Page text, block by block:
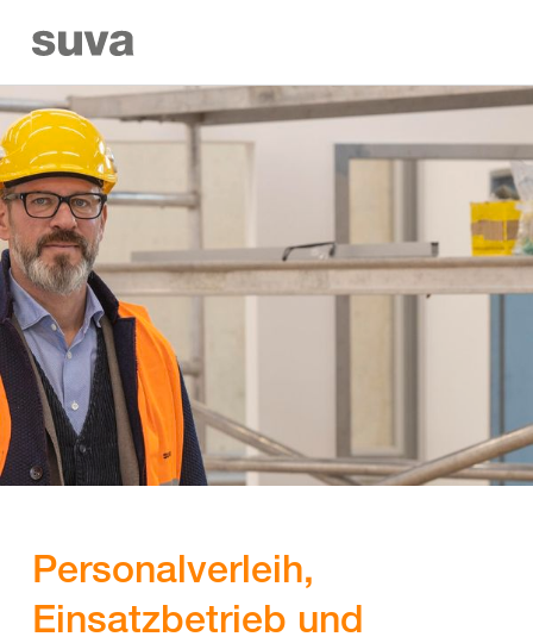
Personalverleih,
Einsatzbetrieb und